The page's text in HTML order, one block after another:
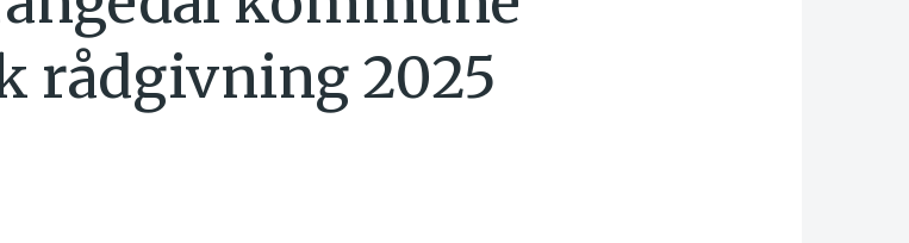
rådgivning 2025